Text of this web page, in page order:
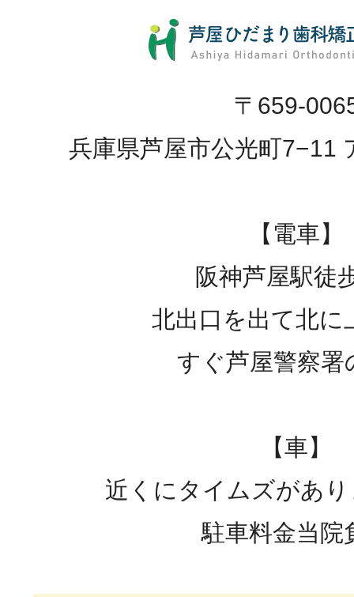
〒659-
兵庫県芦屋市公光町7−11
【電車】
阪神芦屋駅徒
北出口を出て北に
すぐ芦屋警察署
【車】
近くにタイムズがあ
駐車料金当院